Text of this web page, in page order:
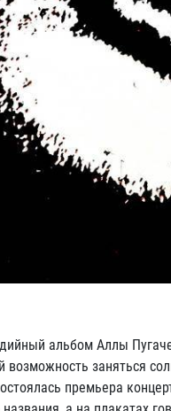
альбом Аллы
возможность заняться
премьера